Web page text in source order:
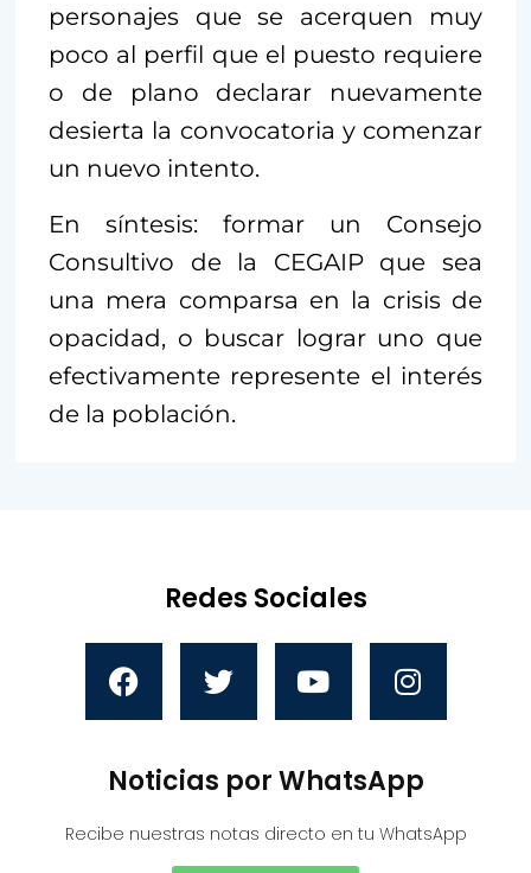
personajes que se acerquen muy
poco al perfil que el puesto requiere
o de plano declarar nuevamente
desierta la convocatoria y comenzar
un nuevo intento.
En síntesis: formar un Consejo
Consultivo de la CEGAIP que sea
una mera comparsa en la crisis de
opacidad, o buscar lograr uno que
efectivamente represente el interés
de la población.
Redes Sociales
Noticias por WhatsApp
Recibe nuestras notas directo en tu WhatsApp